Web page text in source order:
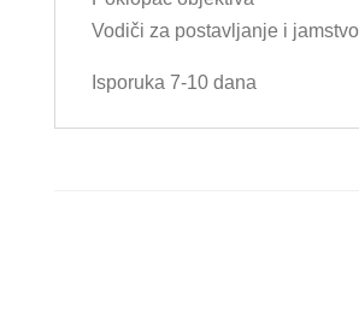
Vodiči za postavljanje i jamstvo
Isporuka 7-10 dana